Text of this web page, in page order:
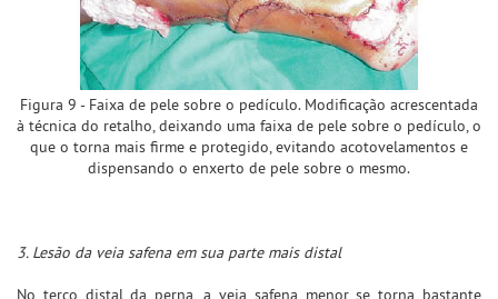
Figura 9 - Faixa de pele sobre o pedículo. Modificação acrescentada
à técnica do retalho, deixando uma faixa de pele sobre o pedículo, o
que o torna mais firme e protegido, evitando acotovelamentos e
dispensando o enxerto de pele sobre o mesmo.
3. Lesão da veia safena em sua parte mais distal
No terço distal da perna, a veia safena menor se torna bastante